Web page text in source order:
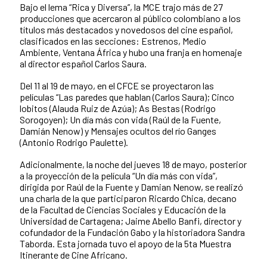
Bajo el lema “Rica y Diversa”, la MCE trajo más de 27
producciones que acercaron al público colombiano a los
títulos más destacados y novedosos del cine español,
clasificados en las secciones: Estrenos, Medio
Ambiente, Ventana África y hubo una franja en homenaje
al director español Carlos Saura.
Del 11 al 19 de mayo, en el CFCE se proyectaron las
películas “Las paredes que hablan (Carlos Saura); Cinco
lobitos (Alauda Ruiz de Azúa); As Bestas (Rodrigo
Sorogoyen); Un día más con vida (Raúl de la Fuente,
Damián Nenow) y Mensajes ocultos del río Ganges
(Antonio Rodrigo Paulette).
Adicionalmente, la noche del jueves 18 de mayo, posterior
a la proyección de la película “Un día más con vida”,
dirigida por Raúl de la Fuente y Damian Nenow, se realizó
una charla de la que participaron Ricardo Chica, decano
de la Facultad de Ciencias Sociales y Educación de la
Universidad de Cartagena; Jaime Abello Banfi, director y
cofundador de la Fundación Gabo y la historiadora Sandra
Taborda. Esta jornada tuvo el apoyo de la 5ta Muestra
Itinerante de Cine Africano.